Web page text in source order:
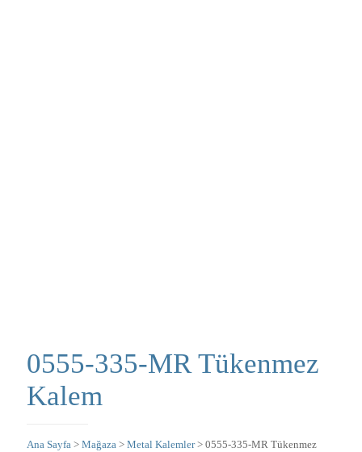
0555-335-MR Tükenmez
Kalem
Ana Sayfa > Mağaza > Metal Kalemler> 0555-335-MR Tükenmez